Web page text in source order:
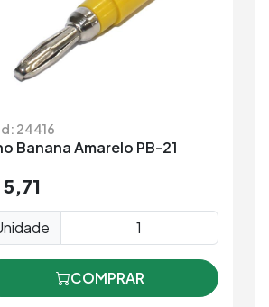
24416
Banana Amarelo PB-21
5,71
COMPRAR